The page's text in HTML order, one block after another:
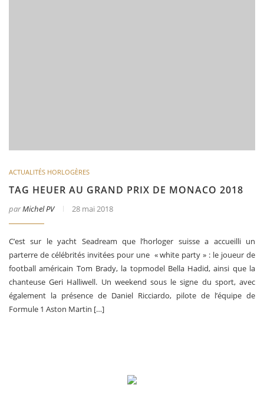
ACTUALITÉS HORLOGÈRES
TAG HEUER AU GRAND PRIX DE MONACO 2018
parMichel PV 28 mai 2018
C’est sur le yacht Seadream que l’horloger suisse a accueilli un
parterre de célébrités invitées pour une « white party » : le joueur de
football américain Tom Brady, la topmodel Bella Hadid, ainsi que la
chanteuse Geri Halliwell. Un weekend sous le signe du sport, avec
également la présence de Daniel Ricciardo, pilote de l’équipe de
Formule 1 Aston Martin […]